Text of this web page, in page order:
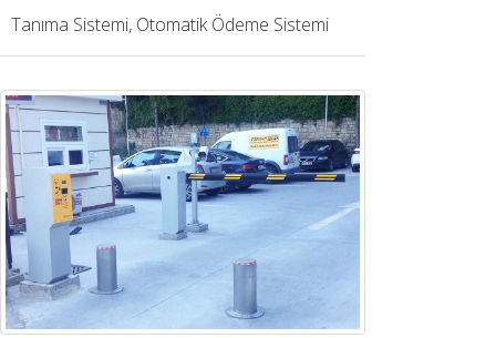
Tanıma Sistemi, Otomatik Ödeme Sistemi